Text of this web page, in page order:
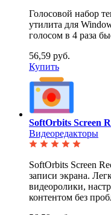
Голосовой набор
утилита для
голосом в 4 раза
56,59 руб.
Купить
SoftOrbits Screen
Видеоредакторы
SoftOrbits Screen
записи экрана.
видеоролики,
контентом без